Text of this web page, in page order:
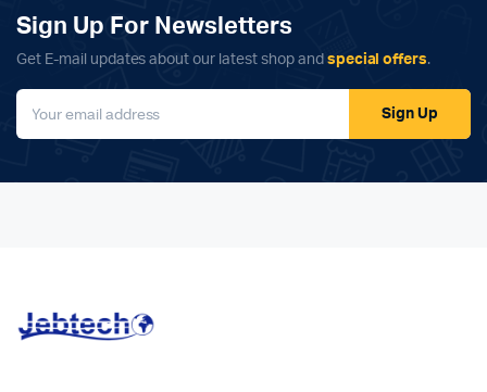
Sign Up For Newsletters
Get E-mail updates about our latest shop and special offers.
Sign Up